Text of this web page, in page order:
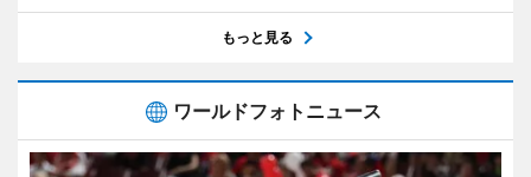
もっと見る
ワールドフォトニュース